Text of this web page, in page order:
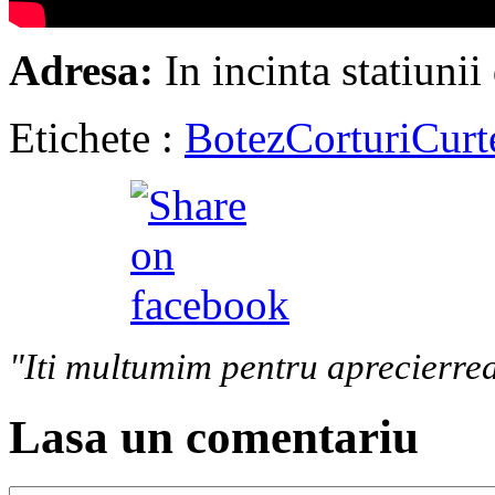
Adresa: In incinta statiunii
Etichete : BotezCorturi
"Iti multumim pentru
Lasa un comentariu